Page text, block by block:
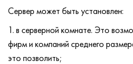
Сервер может быть установлен:
в серверной комнате. Это
фирм и компаний среднего
это позволить;